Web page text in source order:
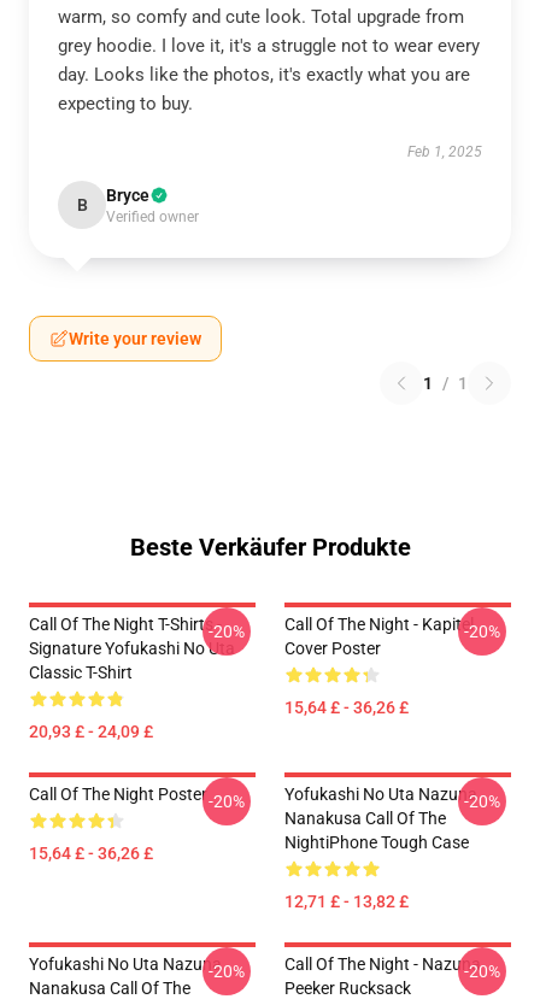
warm, so comfy and cute look. Total upgrade from
grey hoodie. I love it, it's a struggle not to wear every
day. Looks like the photos, it's exactly what you are
expecting to buy.
Feb 1, 2025
B Bryce
Verified owner
Write your review
1 / 1
Beste Verkäufer Produkte
Call Of The Night T-Shirts -
Signature Yofukashi No Uta
Classic T-Shirt
20,93 £ - 24,09 £
-20%
Call Of The Night - Kapitel
Cover Poster
15,64 £ - 36,26 £
-20%
Call Of The Night Poster
15,64 £ - 36,26 £
-20%
Yofukashi No Uta Nazuna
Nanakusa Call Of The
NightiPhone Tough Case
12,71 £ - 13,82 £
-20%
Yofukashi No Uta Nazuna
Nanakusa Call Of The
-20%
Call Of The Night - Nazuna
Peeker Rucksack
-20%